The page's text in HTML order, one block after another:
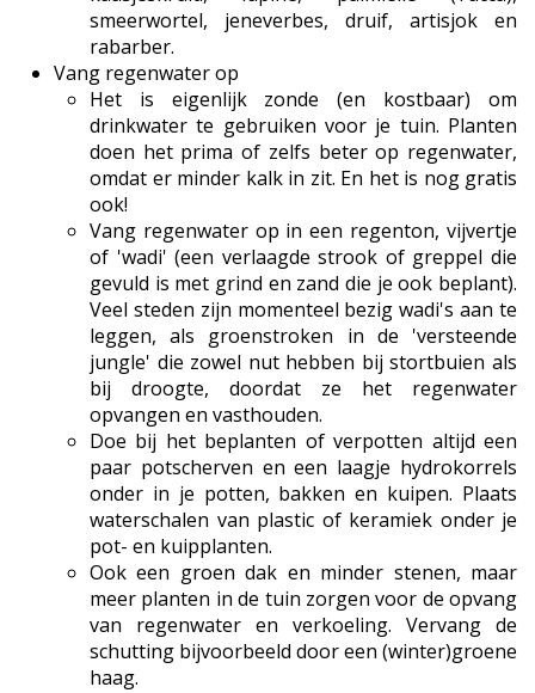
smeerwortel, jeneverbes, druif, artisjok en
rabarber.
Vang regenwater op
Het is eigenlijk zonde (en kostbaar) om
drinkwater te gebruiken voor je tuin. Planten
doen het prima of zelfs beter op regenwater,
omdat er minder kalk in zit. En het is nog gratis
ook!
Vang regenwater op in een regenton, vijvertje
of 'wadi' (een verlaagde strook of greppel die
gevuld is met grind en zand die je ook beplant).
Veel steden zijn momenteel bezig wadi's aan te
leggen, als groenstroken in de 'versteende
jungle' die zowel nut hebben bij stortbuien als
bij droogte, doordat ze het regenwater
opvangen en vasthouden.
Doe bij het beplanten of verpotten altijd een
paar potscherven en een laagje hydrokorrels
onder in je potten, bakken en kuipen. Plaats
waterschalen van plastic of keramiek onder je
pot- en kuipplanten.
Ook een groen dak en minder stenen, maar
meer planten in de tuin zorgen voor de opvang
van regenwater en verkoeling. Vervang de
schutting bijvoorbeeld door een (winter)groene
haag.